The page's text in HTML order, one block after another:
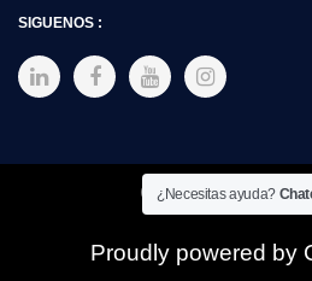
SIGUENOS :
Copyright ©
Proudly powered by
¿Necesitas ayuda?